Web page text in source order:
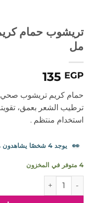
مل
135 EGP
ترطيب الشعر بعمق،
استخدام منتظم .
👀 يوجد 4 شخصًا يشاهدون هذا المنتج الآن.
4 متوفر في المخزون
كمية تريشوب حمام كريم صحي